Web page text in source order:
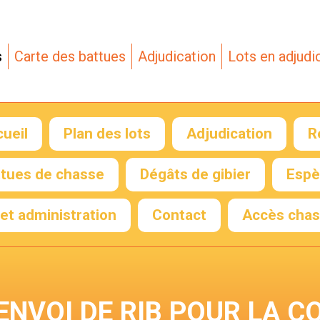
Carte des battues Adjudication Lots en
Plan des lots Adjudication
de chasse Dégâts de gibier
administration Contact Accès
Formulaire de
Connexion
chasseur
DE RIB POUR LA